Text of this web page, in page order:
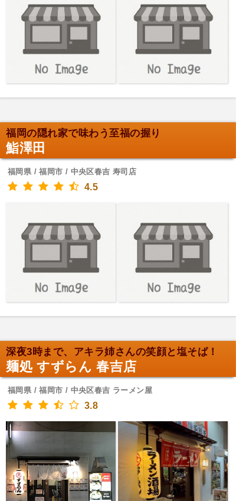
福岡の隠れ家で味わう至福の握り
鮨澤田
福岡県 / 福岡市 / 中央区春吉 寿司店
4.5
深夜3時まで、アキラ姉さんの笑顔と塩そば！
麺処 すずらん 春吉店
福岡県 / 福岡市 / 中央区春吉 ラーメン屋
3.8